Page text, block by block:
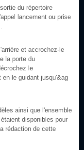
du répertoire
lancement ou prise
et accrochez-le
la porte du
le
le guidant jusqu'&ag
ainsi que l'ensemble
disponibles pour
rédaction de cette